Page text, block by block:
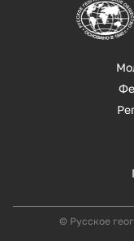
© Русское